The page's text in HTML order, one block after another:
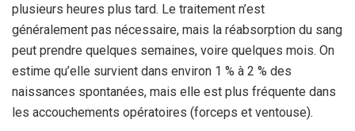
plusieurs heures plus tard. Le traitement n’est
généralement pas nécessaire, mais la réabsorption du sang
peut prendre quelques semaines, voire quelques mois. On
estime qu’elle survient dans environ 1 % à 2 % des
naissances spontanées, mais elle est plus fréquente dans
les accouchements opératoires (forceps et ventouse).